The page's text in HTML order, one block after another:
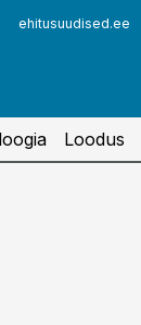
ehitusuudised.ee
Loodus